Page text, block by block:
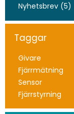
Nyhetsbrev (5)
Taggar
Givare
Fjärrmätning
Sensor
Fjärrstyrning